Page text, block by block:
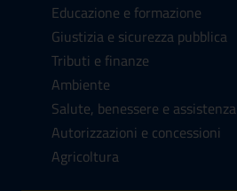
Educazione e formazione
Giustizia e sicurezza pubblica
Tributi e finanze
Ambiente
Salute, benessere e assistenza
Autorizzazioni e concessioni
Agricoltura